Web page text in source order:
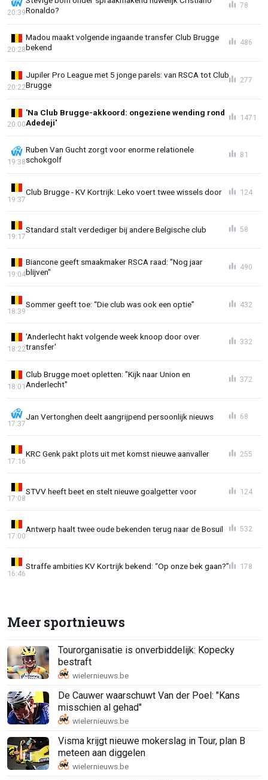
Ronaldo?
20:39
78
Madou maakt volgende ingaande transfer Club Brugge
bekend
20:28
486
Jupiler Pro League met 5 jonge parels: van RSCA tot Club
Brugge
20:22
277
'Na Club Brugge-akkoord: ongeziene wending rond
Adedeji'
20:00
1471
Ruben Van Gucht zorgt voor enorme relationele
schokgolf
19:38
81
Club Brugge - KV Kortrijk: Leko voert twee wissels door
19:37
124
Standard stalt verdediger bij andere Belgische club
19:17
58
Biancone geeft smaakmaker RSCA raad: "Nog jaar
blijven"
19:04
490
Sommer geeft toe: “Die club was ook een optie”
18:39
432
'Anderlecht hakt volgende week knoop door over
transfer'
18:22
332
Club Brugge moet opletten: "Kijk naar Union en
Anderlecht"
18:01
372
Jan Vertonghen deelt aangrijpend persoonlijk nieuws
17:37
68
KRC Genk pakt plots uit met komst nieuwe aanvaller
17:16
255
STVV heeft beet en stelt nieuwe goalgetter voor
17:08
124
Antwerp haalt twee oude bekenden terug naar de Bosuil
17:00
532
Straffe ambities KV Kortrijk bekend: “Op onze bek gaan?”
16:46
178
Meer sportnieuws
Tourorganisatie is onverbiddelijk: Kopecky
bestraft
De Cauwer waarschuwt Van der Poel: "Kans
misschien al gehad"
Visma krijgt nieuwe mokerslag in Tour, plan B
meteen aan diggelen